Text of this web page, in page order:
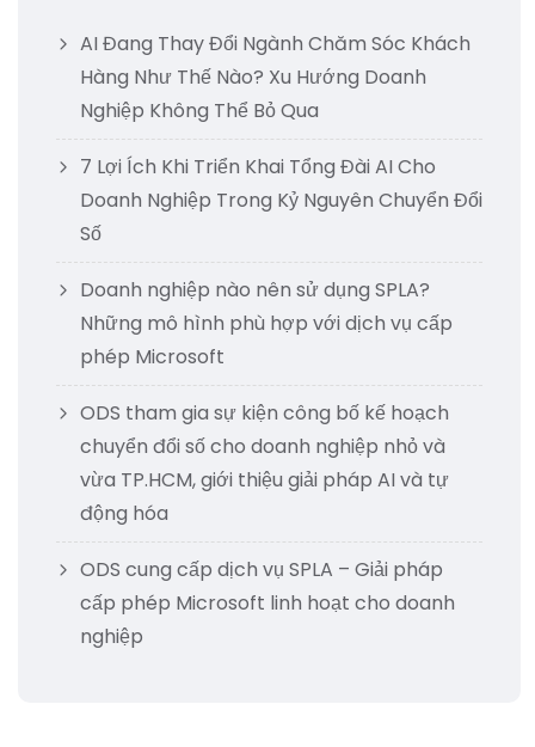
AI Đang Thay Đổi Ngành Chăm Sóc Khách
Hàng Như Thế Nào? Xu Hướng Doanh
Nghiệp Không Thể Bỏ Qua
7 Lợi Ích Khi Triển Khai Tổng Đài AI Cho
Doanh Nghiệp Trong Kỷ Nguyên Chuyển Đổi
Số
Doanh nghiệp nào nên sử dụng SPLA?
Những mô hình phù hợp với dịch vụ cấp
phép Microsoft
ODS tham gia sự kiện công bố kế hoạch
chuyển đổi số cho doanh nghiệp nhỏ và
vừa TP.HCM, giới thiệu giải pháp AI và tự
động hóa
ODS cung cấp dịch vụ SPLA – Giải pháp
cấp phép Microsoft linh hoạt cho doanh
nghiệp